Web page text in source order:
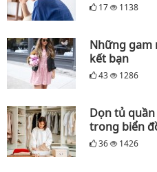
17 1138
Những gam
kết bạn
43 1286
Dọn tủ
trong biển
36 1426